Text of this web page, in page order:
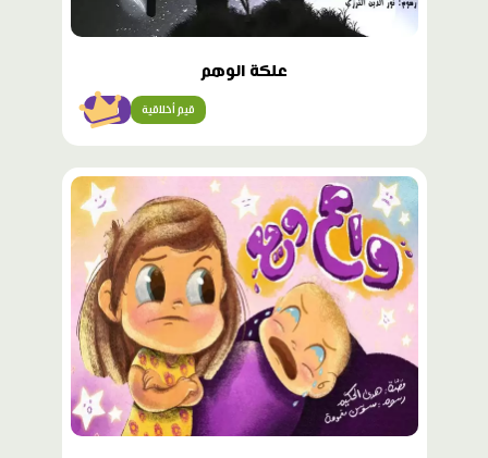
علكة الوهم
متقن قيم أخلاقية
محتوى
مميّز